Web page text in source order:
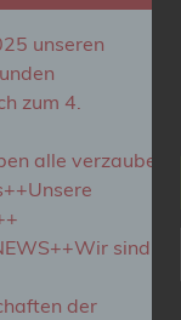
unseren
zum 4.
alle verzaubert
sind
der